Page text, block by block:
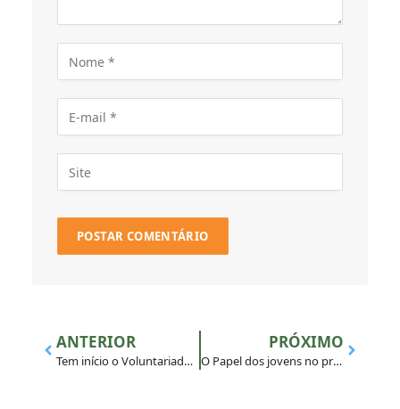
ANTERIOR
Tem início o Voluntariado Vocacional dos Candidatos à Companhia de Jesus
PRÓXIMO
O Papel dos jovens no processo de sinodalidade eclesial